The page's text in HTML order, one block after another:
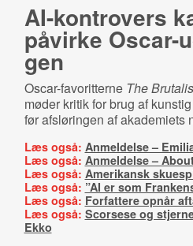
AI-kontrovers
påvirke Oscar-​
gen
Oscar-favoritterne The
møder kritik for brug af
før afsløringen af akademiets
Læs også: Anmeldelse –
Læs også: Anmeldelse –
Læs også: Amerikansk
Læs også: ”AI er som
Læs også: Forfattere opnår
Læs også: Scorsese og
Ekko